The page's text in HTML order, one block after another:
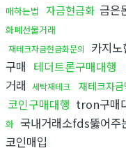
매하는법
자금현금화 금은
화폐선물거래
재테크자금현금화문의 카지
구매 테더트론구매대행
거래 세탁재테크 재테크자
코인구매대행 tron구매
화 국내거래소fds뚫어주
코인매입